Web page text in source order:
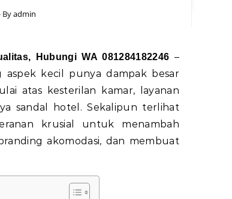
Byadmin
Hubungi WA 081284182246 –
aspek kecil punya dampak besar
atas kesterilan kamar, layanan
sandal hotel. Sekalipun terlihat
krusial untuk menambah
akomodasi, dan membuat